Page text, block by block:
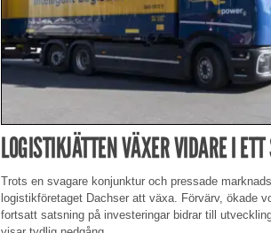
LOGISTIKJÄTTEN VÄXER VIDARE I
Trots en svagare konjunktur och pressade
logistikföretaget Dachser att växa. Förvärv, ökade
fortsatt satsning på investeringar bidrar till